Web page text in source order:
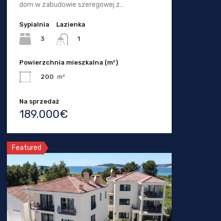
dom w zabudowie szeregowej z…
Sypialnia
3
Lazienka
1
Powierzchnia mieszkalna (m²)
200 m²
Na sprzedaż
189.000€
Featured